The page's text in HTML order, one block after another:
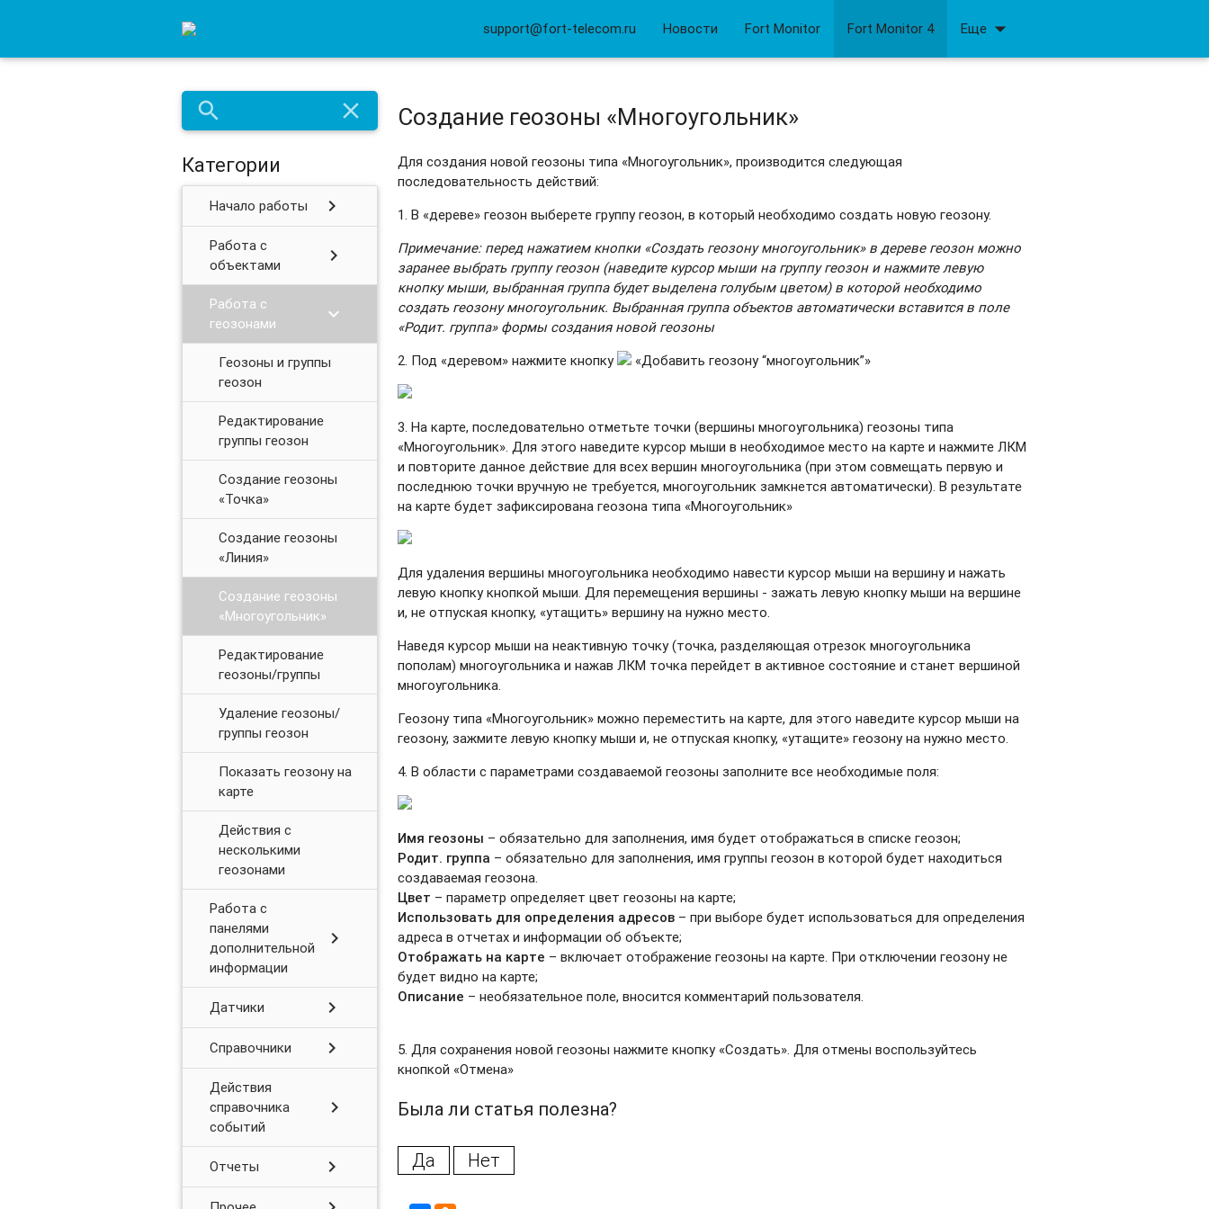
support@fort-telecom.ru Новости Fort Monitor Fort Monitor 4 Еще arrow_drop_down
search close
Категории
Начало работы chevron_right
Работа с
объектами
chevron_right
Работа с
геозонами
chevron_right
Геозоны и группы
геозон
Редактирование
группы геозон
Создание геозоны
«Точка»
Создание геозоны
«Линия»
Создание геозоны
«Многоугольник»
Редактирование
геозоны/группы
Удаление геозоны/
группы геозон
Показать геозону на
карте
Действия с
несколькими
геозонами
Работа с
панелями
дополнительной
информации
chevron_right
Датчики chevron_right
Справочники chevron_right
Действия
справочника
событий
chevron_right
Отчеты chevron_right
Создание геозоны «Многоугольник»
Для создания новой геозоны типа «Многоугольник», производится следующая
последовательность действий:
1. В «дереве» геозон выберете группу геозон, в который необходимо создать новую геозону.
Примечание: перед нажатием кнопки «Создать геозону многоугольник» в дереве геозон можно
заранее выбрать группу геозон (наведите курсор мыши на группу геозон и нажмите левую
кнопку мыши, выбранная группа будет выделена голубым цветом) в которой необходимо
создать геозону многоугольник. Выбранная группа объектов автоматически вставится в поле
«Родит. группа» формы создания новой геозоны
2. Под «деревом» нажмите кнопку
«Добавить геозону “многоугольник”»
3. На карте, последовательно отметьте точки (вершины многоугольника) геозоны типа
«Многоугольник». Для этого наведите курсор мыши в необходимое место на карте и нажмите ЛКМ
и повторите данное действие для всех вершин многоугольника (при этом совмещать первую и
последнюю точки вручную не требуется, многоугольник замкнется автоматически). В результате
на карте будет зафиксирована геозона типа «Многоугольник»
Для удаления вершины многоугольника необходимо навести курсор мыши на вершину и нажать
левую кнопку кнопкой мыши. Для перемещения вершины - зажать левую кнопку мыши на вершине
и, не отпуская кнопку, «утащить» вершину на нужно место.
Наведя курсор мыши на неактивную точку (точка, разделяющая отрезок многоугольника
пополам) многоугольника и нажав ЛКМ точка перейдет в активное состояние и станет вершиной
многоугольника.
Геозону типа «Многоугольник» можно переместить на карте, для этого наведите курсор мыши на
геозону, зажмите левую кнопку мыши и, не отпуская кнопку, «утащите» геозону на нужно место.
4. В области с параметрами создаваемой геозоны заполните все необходимые поля:
Имя геозоны – обязательно для заполнения, имя будет отображаться в списке геозон;
Родит. группа – обязательно для заполнения, имя группы геозон в которой будет находиться
создаваемая геозона.
Цвет – параметр определяет цвет геозоны на карте;
Использовать для определения адресов – при выборе будет использоваться для определения
адреса в отчетах и информации об объекте;
Отображать на карте – включает отображение геозоны на карте. При отключении геозону не
будет видно на карте;
Описание – необязательное поле, вносится комментарий пользователя.
5. Для сохранения новой геозоны нажмите кнопку «Создать». Для отмены воспользуйтесь
кнопкой «Отмена»
Была ли статья полезна?
Да Нет